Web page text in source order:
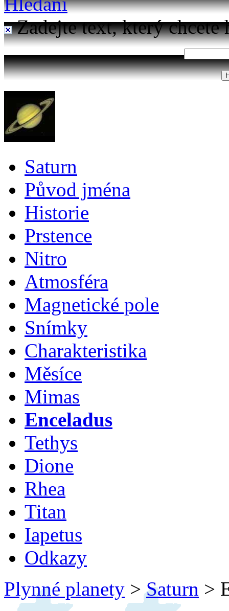
Zadejte text, který chcete
Saturn
Původ jména
Historie
Prstence
Nitro
Atmosféra
Magnetické pole
Snímky
Charakteristika
Měsíce
Mimas
Enceladus
Tethys
Dione
Rhea
Titan
Iapetus
Odkazy
Plynné planety > Saturn >